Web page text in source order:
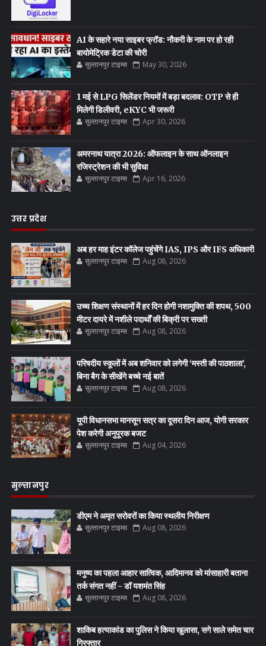
AI के सहारे नया साइबर फ्रॉड: नौकरी के नाम पर हो रही
बायोमेट्रिक डेटा की चोरी
सुल्तानपुर टाइम्स May 30, 2026
1 मई से LPG सिलेंडर नियमों में बड़ा बदलाव: OTP से ही
मिलेगी डिलीवरी, eKYC भी जरूरी
सुल्तानपुर टाइम्स Apr 30, 2026
अमरनाथ यात्रा 2026: ऑफलाइन के साथ ऑनलाइन
रजिस्ट्रेशन की भी सुविधा
सुल्तानपुर टाइम्स Apr 16, 2026
उत्तर प्रदेश
अब हर माह इंटर कॉलेज पहुंचेंगे IAS, IPS और IFS अधिकारी
सुल्तानपुर टाइम्स Aug 08, 2026
उच्च शिक्षण संस्थानों में हर दिन होगी नशामुक्ति की शपथ, 500
मीटर दायरे में नशीले पदार्थों की बिक्री पर सख्ती
सुल्तानपुर टाइम्स Aug 08, 2026
परिषदीय स्कूलों में अब शनिवार को लगेगी ‘मस्ती की पाठशाला’,
बिना बैग के सीखेंगे बच्चे नई बातें
सुल्तानपुर टाइम्स Aug 08, 2026
यूपी विधानसभा मानसून सत्र का दूसरा दिन आज, योगी सरकार
पेश करेगी अनुपूरक बजट
सुल्तानपुर टाइम्स Aug 04, 2026
सुल्तानपुर
डीएम ने अमृत सरोवरों का किया स्थलीय निरीक्षण
सुल्तानपुर टाइम्स Aug 08, 2026
मनुष्य का पहला आहार सात्विक, आदिमानव को मांसाहारी बताना
तर्क संगत नहीं - डॉ यशमंत सिंह
सुल्तानपुर टाइम्स Aug 08, 2026
शाकिब हत्याकांड का पुलिस ने किया खुलासा, सगे साले समेत चार
गिरफ्तार